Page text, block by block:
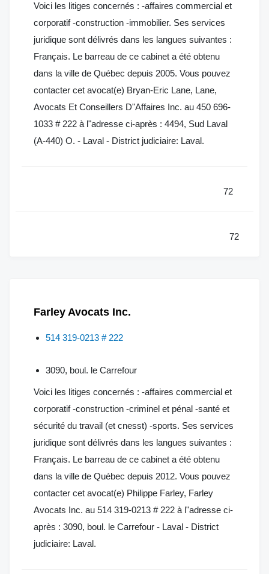
Voici les litiges concernés : -affaires commercial et
corporatif -construction -immobilier. Ses services
juridique sont délivrés dans les langues suivantes :
Français. Le barreau de ce cabinet a été obtenu
dans la ville de Québec depuis 2005. Vous pouvez
contacter cet avocat(e) Bryan-Eric Lane, Lane,
Avocats Et Conseillers D"Affaires Inc. au 450 696-
1033 # 222 à l"adresse ci-après : 4494, Sud Laval
(A-440) O. - Laval - District judiciaire: Laval.
72
72
Farley Avocats Inc.
514 319-0213 # 222
3090, boul. le Carrefour
Voici les litiges concernés : -affaires commercial et
corporatif -construction -criminel et pénal -santé et
sécurité du travail (et cnesst) -sports. Ses services
juridique sont délivrés dans les langues suivantes :
Français. Le barreau de ce cabinet a été obtenu
dans la ville de Québec depuis 2012. Vous pouvez
contacter cet avocat(e) Philippe Farley, Farley
Avocats Inc. au 514 319-0213 # 222 à l"adresse ci-
après : 3090, boul. le Carrefour - Laval - District
judiciaire: Laval.